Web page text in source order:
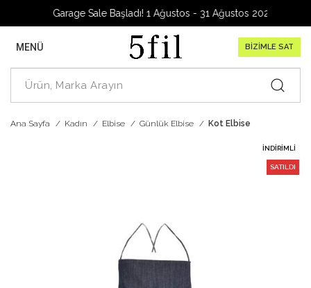
Garage Sale Başladı! 1 Ağustos - 31 Ağustos 2026
MENÜ BİZİMLE SAT
Ana Sayfa Kadın Elbise Günlük Elbise Kot Elbise
İNDIRIMLI
SATILDI